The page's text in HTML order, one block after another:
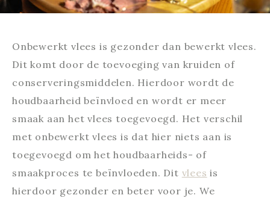
Onbewerkt vlees is gezonder dan bewerkt vlees.
Dit komt door de toevoeging van kruiden of
conserveringsmiddelen. Hierdoor wordt de
houdbaarheid beïnvloed en wordt er meer
smaak aan het vlees toegevoegd. Het verschil
met onbewerkt vlees is dat hier niets aan is
toegevoegd om het houdbaarheids- of
smaakproces te beïnvloeden. Dit vlees is
hierdoor gezonder en beter voor je. We